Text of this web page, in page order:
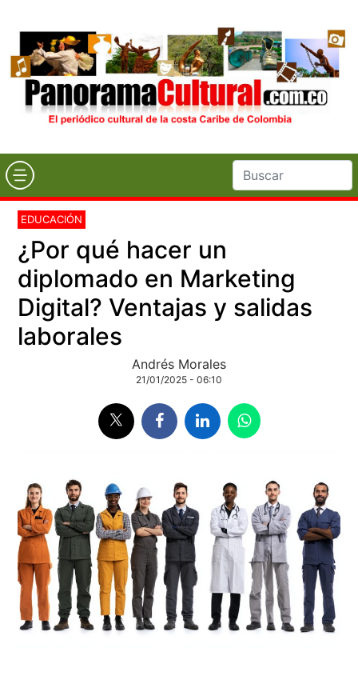
EDUCACIÓN
¿Por qué hacer un
diplomado en Marketing
Digital? Ventajas y salidas
laborales
Andrés Morales
21/01/2025 - 06:10